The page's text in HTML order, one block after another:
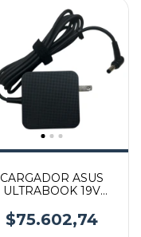
CARGADOR ASUS
ULTRABOOK 19V
con enchufe
americano
$75.602,74